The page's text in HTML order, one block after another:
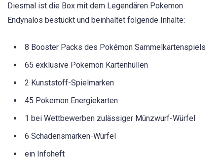
Diesmal ist die Box mit dem Legendären Pokemon
Endynalos bestückt und beinhaltet folgende Inhalte:
8 Booster Packs des Pokémon Sammelkartenspiels
65 exklusive Pokemon Kartenhüllen
2 Kunststoff-Spielmarken
45 Pokemon Energiekarten
1 bei Wettbewerben zulässiger Münzwurf-Würfel
6 Schadensmarken-Würfel
ein Infoheft